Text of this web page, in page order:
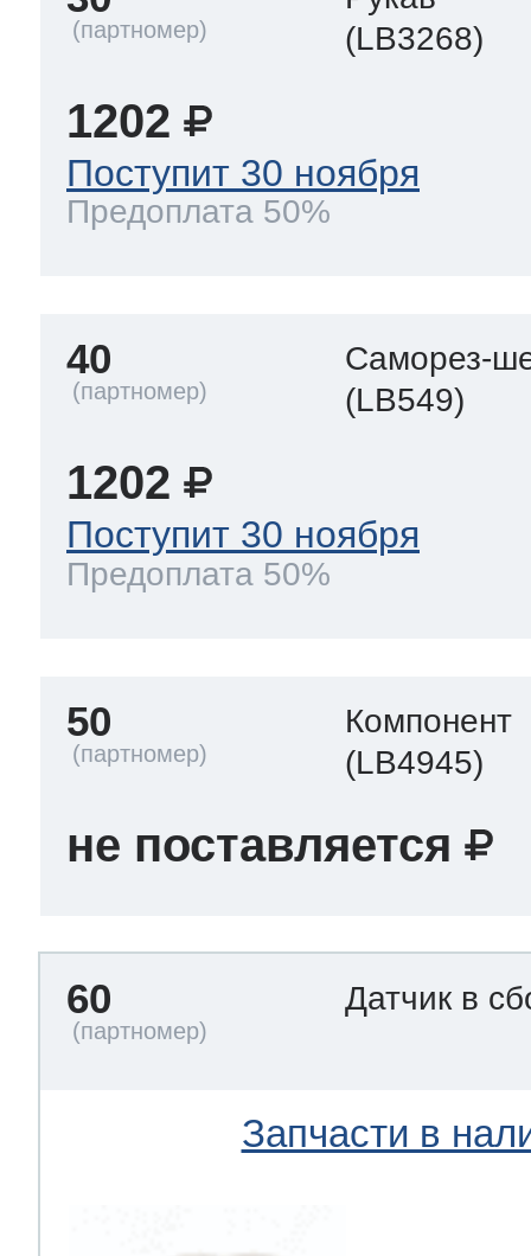
(LB3268)
1202
Поступит 30 ноября
Предоплата 50%
40
Саморез-
(LB549)
1202
Поступит 30 ноября
Предоплата 50%
50
Компонент
(LB4945)
не поставляется
60 Датчик в
Запчасти в